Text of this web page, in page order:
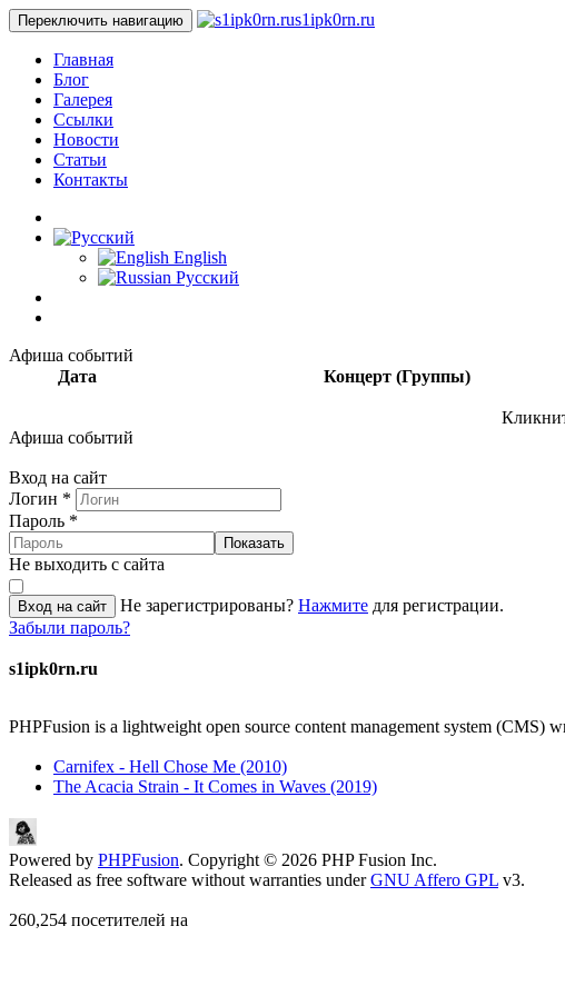
Переключить навигацию s1ipk0rn.ru
Главная
Блог
Галерея
Ссылки
Новости
Статьи
Контакты
English
Русский
Афиша событий
Дата
Концерт (Группы)
Афиша событий
Вход на сайт
Логин *
Пароль *
Показать
Не выходить с сайта
Вход на сайт Не зарегистрированы? Нажмите для регистрации.
Забыли пароль?
s1ipk0rn.ru
PHPFusion is a lightweight open source content management system (CMS)
Carnifex - Hell Chose Me (2010)
The Acacia Strain - It Comes in Waves (2019)
Powered by PHPFusion. Copyright © 2026 PHP Fusion Inc.
Released as free software without warranties underGNU Affero GPL v3.
260,254 посетителей на